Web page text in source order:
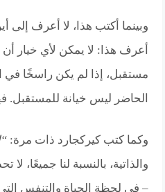
وبينما أكتب هذا، لا أعرف إلى
أعرف هذا: لا يمكن لأي خيار أن
مستقبل، إذا لم يكن راسخًا في
الحاضر ليس خيانة للمستقبل.
وكما كتب كيركجارد ذات مرة:
والذاتية، بالنسبة لنا جميعًا،
– في لحظة الحياة والتنفس